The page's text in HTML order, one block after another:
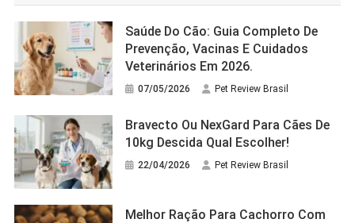
Saúde Do Cão: Guia Completo De
Prevenção, Vacinas E Cuidados
Veterinários Em 2026.
07/05/2026 Pet Review Brasil
Bravecto Ou NexGard Para Cães De
10kg Descida Qual Escolher!
22/04/2026 Pet Review Brasil
Melhor Ração Para Cachorro Com